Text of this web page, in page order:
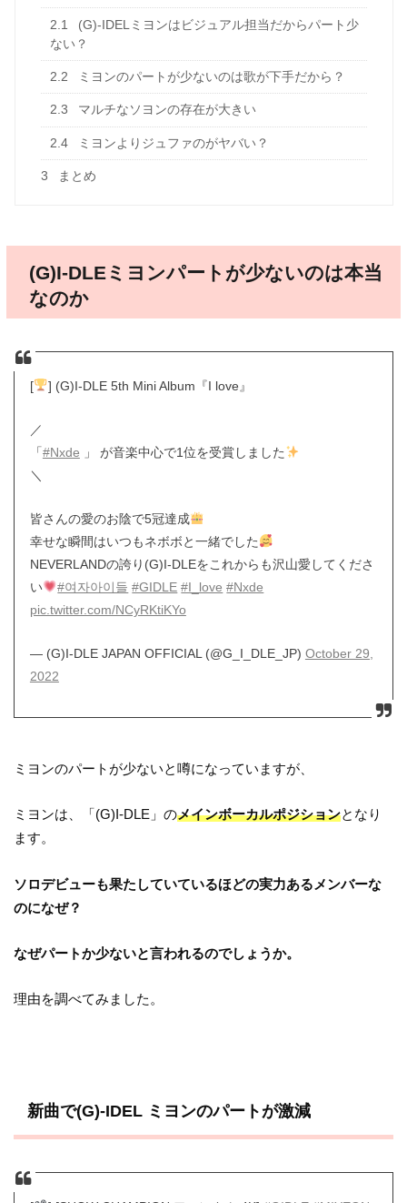
2.1
(G)-IDELミヨンはビジュアル担当だからパート少
ない？
2.2 ミヨンのパートが少ないのは歌が下手だから？
2.3 マルチなソヨンの存在が大きい
2.4 ミヨンよりジュファのがヤバい？
3 まとめ
(G)I-DLEミヨンパートが少ないのは本当
なのか
[ ] (G)I-DLE 5th Mini Album『I love』
／
「#Nxde 」 が音楽中心で1位を受賞しました
＼
皆さんの愛のお陰で5冠達成
幸せな瞬間はいつもネボボと一緒でした
NEVERLANDの誇り(G)I-DLEをこれからも沢山愛してくださ
い
#여자아이들 #GIDLE #I_love #Nxde
pic.twitter.com/NCyRKtiKYo
— (G)I-DLE JAPAN OFFICIAL (@G_I_DLE_JP) October 29,
2022
ミヨンのパートが少ないと噂になっていますが、
ミヨンは、「(G)I-DLE」のメインボーカルポジションとなり
ます。
ソロデビューも果たしていているほどの実力あるメンバーな
のになぜ？
なぜパートか少ないと言われるのでしょうか。
理由を調べてみました。
新曲で(G)-IDEL ミヨンのパートが激減